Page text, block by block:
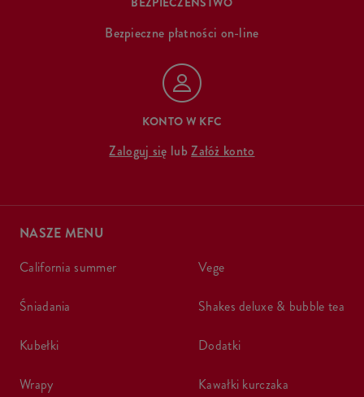
Bezpieczne płatności on-line
KONTO W KFC
Zaloguj się lubZałóż konto
NASZE MENU
california summer
śniadania
kubełki
wrapy
vege
shakes deluxe & bubble tea
dodatki
kawałki kurczaka